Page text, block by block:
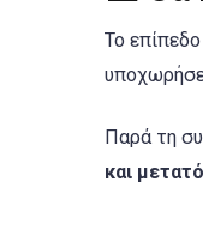
Το
Παρά τη
και